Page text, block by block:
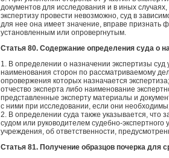
документов для исследования и в иных
экспертизу провести невозможно, суд в
для нее она имеет значение, вправе признать
установленным или опровергнутым.
Статья 80. Содержание определения суда о
1. В определении о назначении экспертизы
наименования сторон по рассматриваемому
опровержения которых назначается
отчество эксперта либо наименование
представленные эксперту материалы и
с ними при исследовании, если они
2. В определении суда также указывается, что
судом или руководителем судебно-
учреждения, об ответственности,
Статья 81. Получение образцов почерка для